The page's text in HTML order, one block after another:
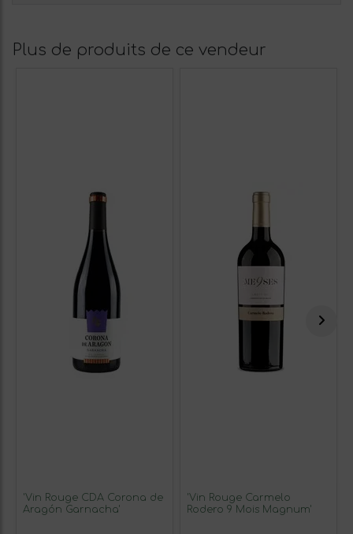
Plus de produits de ce vendeur
'Vin Rouge CDA Corona de
Aragón Garnacha'
'Vin Rouge Carmelo
Rodero 9 Mois Magnum'